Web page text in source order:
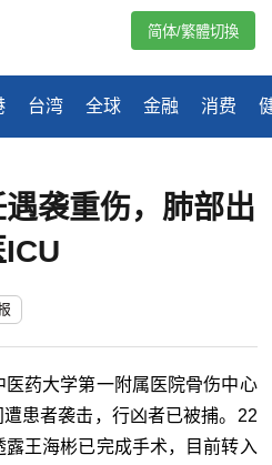
台湾 全球 金融 消费
简体/繁體切換
袭重伤，肺部出
药大学第一附属医院骨伤中心
患者袭击，行凶者已被捕。22
王海彬已完成手术，目前转入